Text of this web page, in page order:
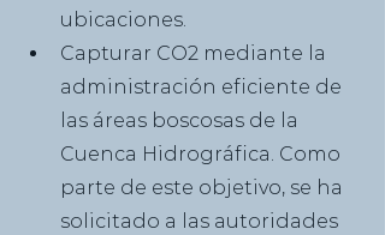
ubicaciones.
Capturar CO2 mediante la
administración eficiente de
las áreas boscosas de la
Cuenca Hidrográfica. Como
parte de este objetivo, se ha
solicitado a las autoridades